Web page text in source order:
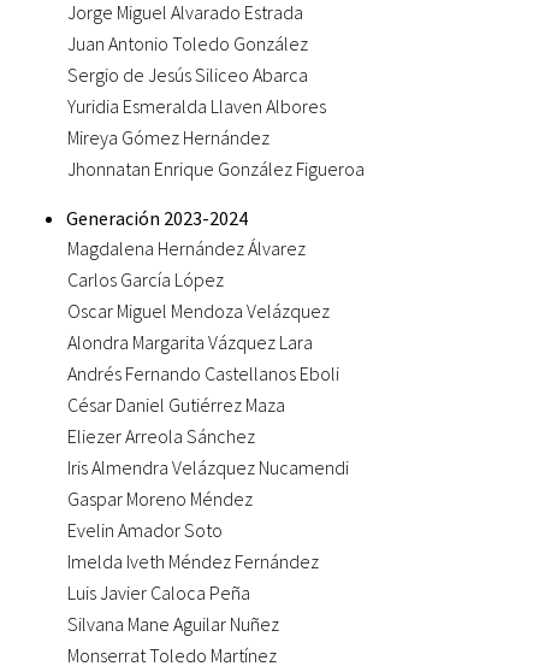
Jorge Miguel Alvarado Estrada
Juan Antonio Toledo González
Sergio de Jesús Siliceo Abarca
Yuridia Esmeralda Llaven Albores
Mireya Gómez Hernández
Jhonnatan Enrique González Figueroa
Generación 2023-2024
Magdalena Hernández Álvarez
Carlos García López
Oscar Miguel Mendoza Velázquez
Alondra Margarita Vázquez Lara
Andrés Fernando Castellanos Eboli
César Daniel Gutiérrez Maza
Eliezer Arreola Sánchez
Iris Almendra Velázquez Nucamendi
Gaspar Moreno Méndez
Evelin Amador Soto
Imelda Iveth Méndez Fernández
Luis Javier Caloca Peña
Silvana Mane Aguilar Nuñez
Monserrat Toledo Martínez